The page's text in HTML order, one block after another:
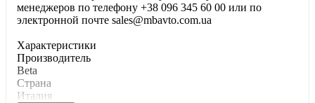
менеджеров по телефону +38 096 345 60 00 или по
электронной почте sales@mbavto.com.ua
Характеристики
Производитель
Beta
Страна
Италия